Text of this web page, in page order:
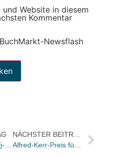
Website in diesem
Kommentar
Newsflash